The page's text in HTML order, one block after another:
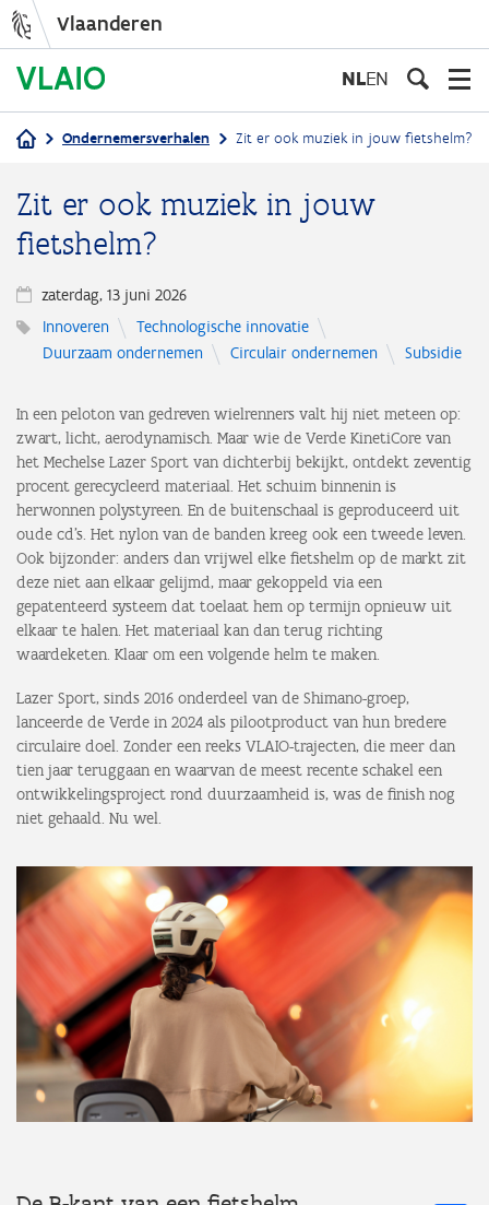
Vlaanderen
NLEN
Ondernemersverhalen Zit er ook muziek in jouw fietshelm?
Zit er ook muziek in jouw
fietshelm?
zaterdag, 13 juni 2026
Innoveren
Technologische innovatie
Duurzaam ondernemen
Circulair ondernemen Subsidie
In een peloton van gedreven wielrenners valt hij niet meteen op:
zwart, licht, aerodynamisch. Maar wie de Verde KinetiCore van
het Mechelse Lazer Sport van dichterbij bekijkt, ontdekt zeventig
procent gerecycleerd materiaal. Het schuim binnenin is
herwonnen polystyreen. En de buitenschaal is geproduceerd uit
oude cd’s. Het nylon van de banden kreeg ook een tweede leven.
Ook bijzonder: anders dan vrijwel elke fietshelm op de markt zit
deze niet aan elkaar gelijmd, maar gekoppeld via een
gepatenteerd systeem dat toelaat hem op termijn opnieuw uit
elkaar te halen. Het materiaal kan dan terug richting
waardeketen. Klaar om een volgende helm te maken.
Lazer Sport, sinds 2016 onderdeel van de Shimano-groep,
lanceerde de Verde in 2024 als pilootproduct van hun bredere
circulaire doel. Zonder een reeks VLAIO-trajecten, die meer dan
tien jaar teruggaan en waarvan de meest recente schakel een
ontwikkelingsproject rond duurzaamheid is, was de finish nog
niet gehaald. Nu wel.